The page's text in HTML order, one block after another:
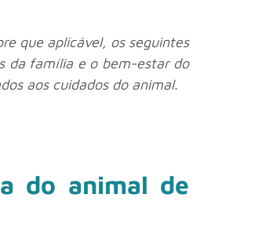
que aplicável, os seguintes
da família e o bem-estar do
aos cuidados do animal.
do animal de